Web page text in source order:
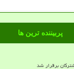
پربیننده ترین ها
برقرار شد